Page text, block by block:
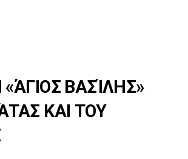
ΒΑΣΊΛΗΣ»
ΚΑΙ ΤΟΥ